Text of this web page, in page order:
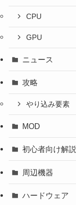
CPU
GPU
ニュース
攻略
やり込み要素
MOD
初心者向け解説
周辺機器
ハードウェア